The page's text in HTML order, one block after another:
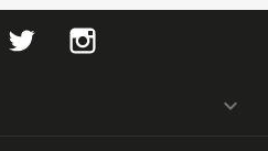
Twitter
